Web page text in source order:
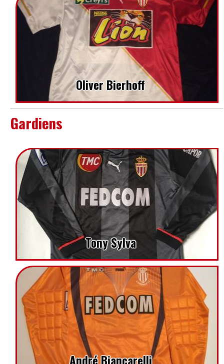
Oliver Bierhoff
Gardiens
Tony Sylva
André Biancarelli